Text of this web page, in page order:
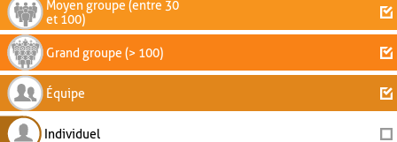
Moyen groupe (entre 30
et 100)
Grand groupe (> 100)
Équipe
Individuel